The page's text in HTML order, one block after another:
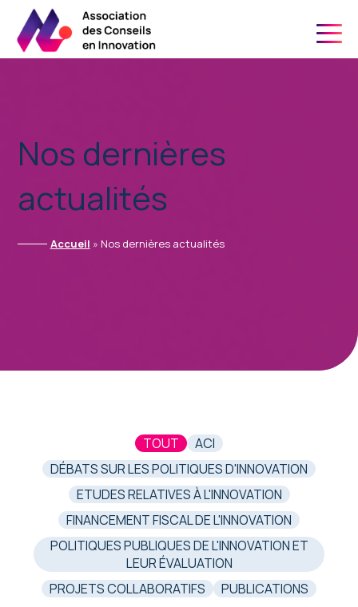
06 21 24 34 91
Nos dernières
actualités
Accueil » Nos dernières actualités
TOUT
ACI
DÉBATS SUR LES POLITIQUES D'INNOVATION
ETUDES RELATIVES À L'INNOVATION
FINANCEMENT FISCAL DE L'INNOVATION
POLITIQUES PUBLIQUES DE L'INNOVATION ET
LEUR ÉVALUATION
PROJETS COLLABORATIFS
PUBLICATIONS